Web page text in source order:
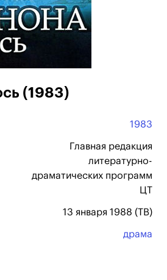
(1983)
1983
Главная редакция
литературно-
драматических программ
ЦТ
13 января 1988 (ТВ)
драма